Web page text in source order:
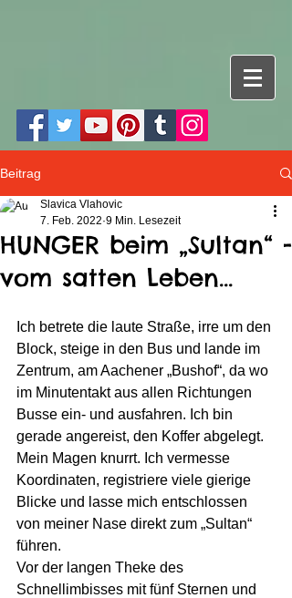
Beitrag
HUNGER beim „Sultan“ -
vom satten Leben...
Slavica Vlahovic
7. Feb. 2022 9 Min. Lesezeit
Ich betrete die laute Straße, irre um den
Block, steige in den Bus und lande im
Zentrum, am Aachener „Bushof“, da wo
im Minutentakt aus allen Richtungen
Busse ein- und ausfahren. Ich bin
gerade angereist, den Koffer abgelegt.
Mein Magen knurrt. Ich vermesse
Koordinaten, registriere viele gierige
Blicke und lasse mich entschlossen
von meiner Nase direkt zum „Sultan“
führen.
Vor der langen Theke des
Schnellimbisses mit fünf Sternen und